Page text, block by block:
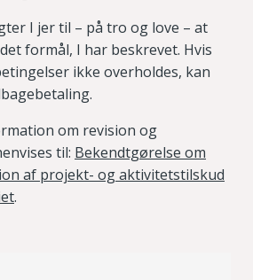
I jer til – på tro og love – at
formål, I har beskrevet. Hvis
ikke overholdes, kan
om revision og
til: Bekendtgørelse om
af projekt- og aktivitetstilskud
.